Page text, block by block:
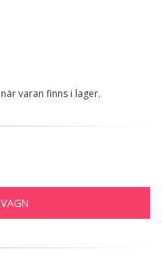
varan finns i lager.